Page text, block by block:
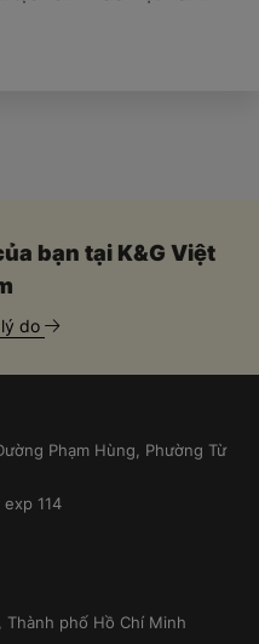
bạn tại K&G Việt
do
Phạm Hùng, Phường Từ
114
Thành phố Hồ Chí Minh